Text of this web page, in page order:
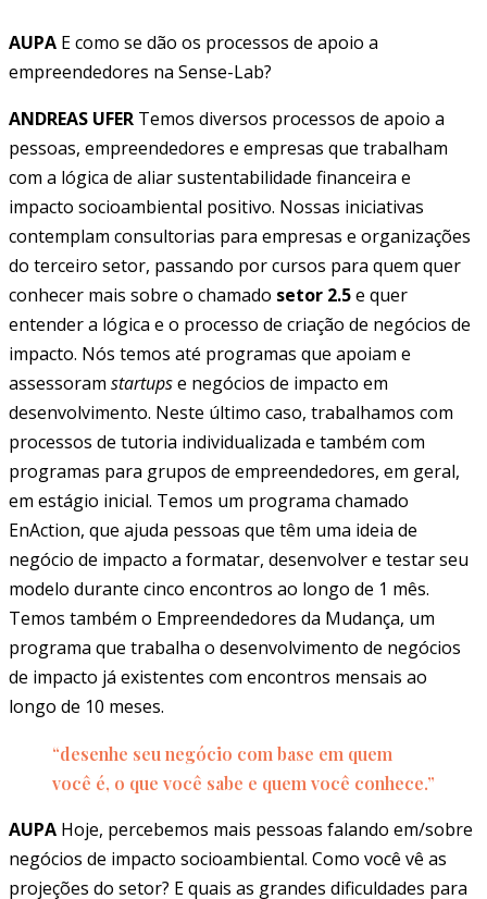
AUPA E como se dão os processos de apoio a
empreendedores na Sense-Lab?
ANDREAS UFER Temos diversos processos de apoio a
pessoas, empreendedores e empresas que trabalham
com a lógica de aliar sustentabilidade financeira e
impacto socioambiental positivo. Nossas iniciativas
contemplam consultorias para empresas e organizações
do terceiro setor, passando por cursos para quem quer
conhecer mais sobre o chamado setor 2.5e quer
entender a lógica e o processo de criação de negócios de
impacto. Nós temos até programas que apoiam e
assessoram startupse negócios de impacto em
desenvolvimento. Neste último caso, trabalhamos com
processos de tutoria individualizada e também com
programas para grupos de empreendedores, em geral,
em estágio inicial. Temos um programa chamado
EnAction, que ajuda pessoas que têm uma ideia de
negócio de impacto a formatar, desenvolver e testar seu
modelo durante cinco encontros ao longo de 1 mês.
Temos também o Empreendedores da Mudança, um
programa que trabalha o desenvolvimento de negócios
de impacto já existentes com encontros mensais ao
longo de 10 meses.
“desenhe seu negócio com base em quem
você é, o que você sabe e quem você conhece.”
AUPA Hoje, percebemos mais pessoas falando em/sobre
negócios de impacto socioambiental. Como você vê as
projeções do setor? E quais as grandes dificuldades para